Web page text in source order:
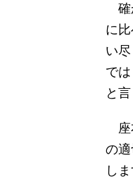
確
に
い
で
と
座
の
しま